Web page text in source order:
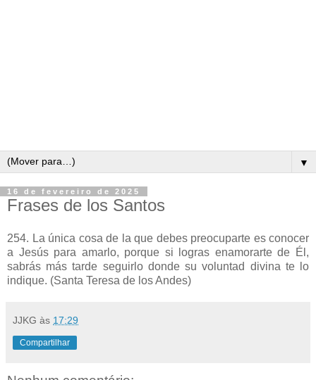
▼
16 de fevereiro de 2025
Frases de los Santos
254. La única cosa de la que debes preocuparte es conocer
a Jesús para amarlo, porque si logras enamorarte de Él,
sabrás más tarde seguirlo donde su voluntad divina te lo
indique. (Santa Teresa de los Andes)
JJKG às 17:29
Compartilhar